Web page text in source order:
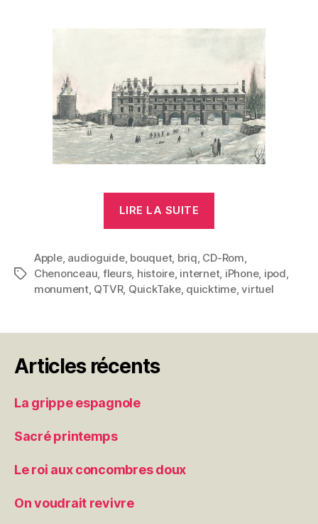
LIRE LA SUITE
Chenonceau »
Étiquettes
Apple, audioguide, bouquet, briq, CD-Rom,
Chenonceau, fleurs, histoire, internet, iPhone, ipod,
monument, QTVR, QuickTake, quicktime,virtuel
Articles récents
La grippe espagnole
Sacré printemps
Le roi aux concombres doux
On voudrait revivre